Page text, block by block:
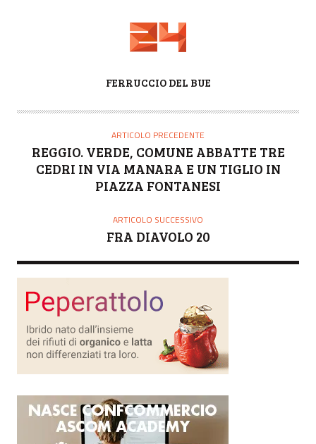
T
FERRUCCIO DEL BUE
ARTICOLO PRECEDENTE
REGGIO. VERDE, COMUNE ABBATTE TRE
CEDRI IN VIA MANARA E UN TIGLIO IN
PIAZZA FONTANESI
ARTICOLO SUCCESSIVO
FRA DIAVOLO 20